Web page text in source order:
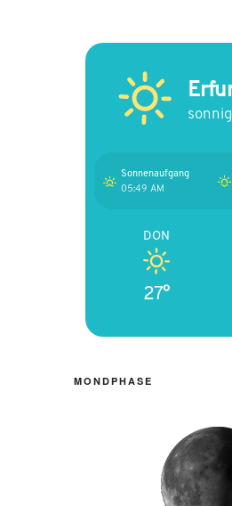
sonnig
Sonnenaufgang
05:49 AM
DON
27°
MONDPHASE